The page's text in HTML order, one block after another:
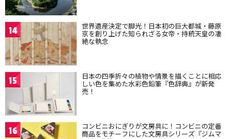
14 世界遺産決定で脚光！日本初の巨大都城・藤原
京を創り上げた知られざる女帝・持統天皇の凄
絶な執念
15 日本の四季折々の植物や情景を描くことに相応
しい色を集めた水彩色鉛筆『色辞典』が新発
売！
16 コンビニおにぎりが文房具に！コンビニの定番
商品をモチーフにした文房具シリーズ『ジムマ